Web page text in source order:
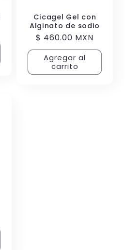
Cicagel Gel con
Alginato de sodio
Precio
habitual
$ 460.00 MXN
Agregar al
carrito